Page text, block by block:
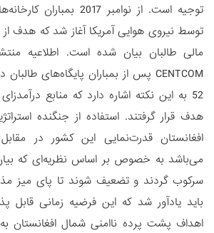
توجیه است. از نوامبر 2017
توسط نیروی هوایی آمریکا آغاز شد که هدف
مالی طالبان بیان شده است. اطلاعیه
52 به این نکته اشاره دارد که منابع
افغانستان قدرت‌نمایی این کشور در
می‌باشد به خصوص بر اساس نظریه‌ای که
سرکوب گردند و تضعیف شوند تا پای میز
باید یادآور شد که این فرضیه زمانی قابل
اهداف پشت پرده ناامنی شمال افغانستان